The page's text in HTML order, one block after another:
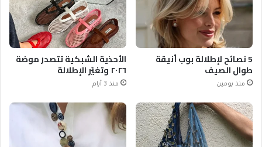
5 نصائح لإطلالة بوب أنيقة
طوال الصيف
منذ يومين
الأحذية الشبكية تتصدر موضة
٢٠٢٦ وتغيّر الإطلالة
منذ 3 أيام